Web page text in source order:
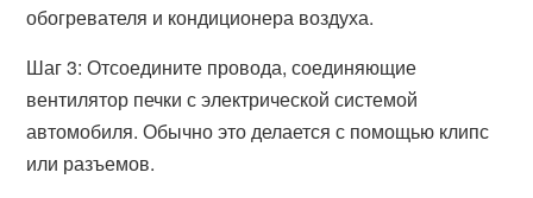
обогревателя и кондиционера воздуха.
Шаг 3: Отсоедините провода, соединяющие
вентилятор печки с электрической системой
автомобиля. Обычно это делается с помощью клипс
или разъемов.